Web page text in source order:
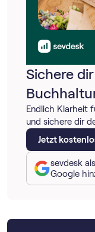
Sichere
Endlich Klarheit
und sichere dir
Jetzt
sevdesk
Google